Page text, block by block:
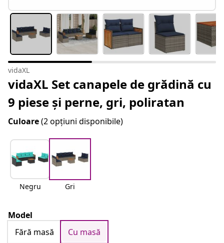
vidaXL
vidaXL Set canapele de grădină cu
9 piese și perne, gri, poliratan
Culoare(2 opțiuni disponibile)
Negru Gri
Model
Fără masă
Cu masă